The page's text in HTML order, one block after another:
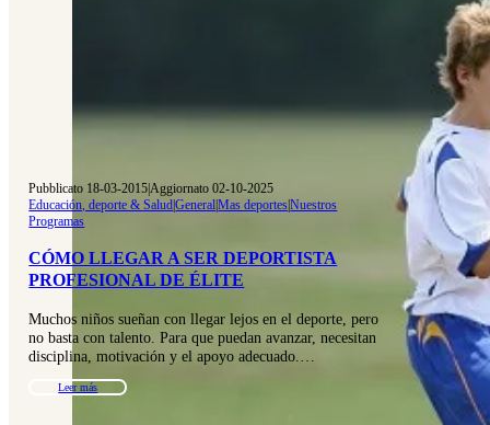
Pubblicato 18-03-2015|Aggiornato 02-10-2025
Educación, deporte & Salud|General|Mas deportes|Nuestros
Programas
CÓMO LLEGAR A SER DEPORTISTA
PROFESIONAL DE ÉLITE
Muchos niños sueñan con llegar lejos en el deporte, pero
no basta con talento. Para que puedan avanzar, necesitan
disciplina, motivación y el apoyo adecuado.…
Leer más